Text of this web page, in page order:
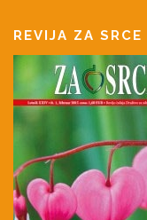
REVIJA ZA SRCE